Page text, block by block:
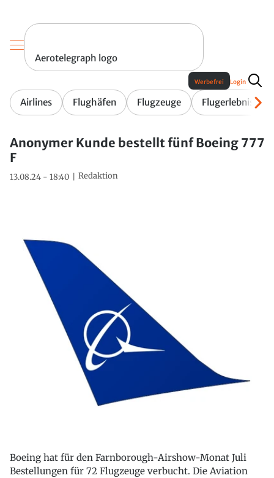
Aerotelegraph logo
Airlines Flughäfen Flugzeuge Flugerlebnis
Werbefrei Login
Anonymer Kunde bestellt fünf Boeing 777
F
13.08.24 - 18:40 Redaktion
Boeing hat für den Farnborough-Airshow-Monat Juli
Bestellungen für 72 Flugzeuge verbucht. Die Aviation